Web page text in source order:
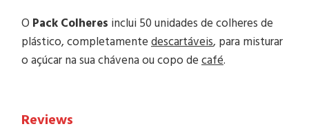
O Pack Colheres inclui 50 unidades de colheres de
plástico, completamentedescartáveis, para misturar
o açúcar na sua chávena ou copo decafé.
Reviews